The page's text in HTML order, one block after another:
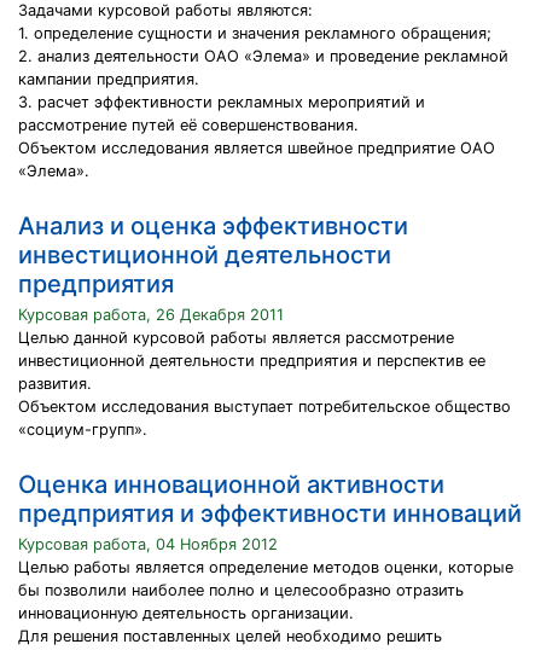
Задачами курсовой работы являются:
1. определение сущности и значения рекламного обращения;
2. анализ деятельности ОАО «Элема» и проведение рекламной
кампании предприятия.
3. расчет эффективности рекламных мероприятий и
рассмотрение путей её совершенствования.
Объектом исследования является швейное предприятие ОАО
«Элема».
Анализ и оценка эффективности
инвестиционной деятельности
предприятия
Курсовая работа, 26 Декабря 2011
Целью данной курсовой работы является рассмотрение
инвестиционной деятельности предприятия и перспектив ее
развития.
Объектом исследования выступает потребительское общество
«социум-групп».
Оценка инновационной активности
предприятия и эффективности инноваций
Курсовая работа, 04 Ноября 2012
Целью работы является определение методов оценки, которые
бы позволили наиболее полно и целесообразно отразить
инновационную деятельность организации.
Для решения поставленных целей необходимо решить